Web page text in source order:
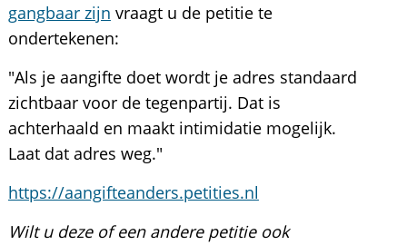
gangbaar zijn vraagt u de petitie te
ondertekenen:
"Als je aangifte doet wordt je adres standaard
zichtbaar voor de tegenpartij. Dat is
achterhaald en maakt intimidatie mogelijk.
Laat dat adres weg."
https://aangifteanders.petities.nl
Wilt u deze of een andere petitie ook